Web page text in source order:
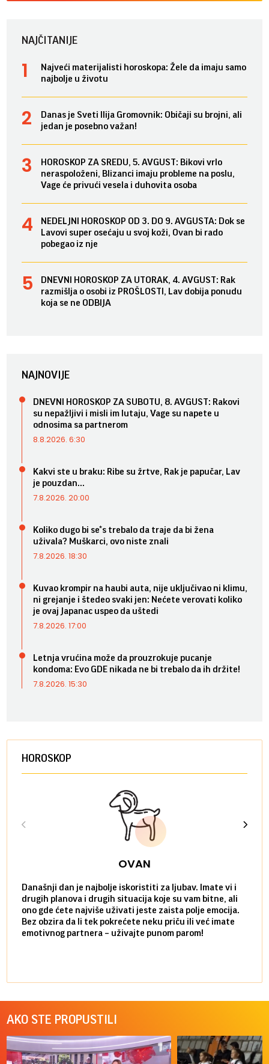
NAJČITANIJE
Najveći materijalisti horoskopa: Žele da imaju samo
najbolje u životu
Danas je Sveti Ilija Gromovnik: Običaji su brojni, ali
jedan je posebno važan!
HOROSKOP ZA SREDU, 5. AVGUST: Bikovi vrlo
neraspoloženi, Blizanci imaju probleme na poslu,
Vage će privući vesela i duhovita osoba
NEDELJNI HOROSKOP OD 3. DO 9. AVGUSTA: Dok se
Lavovi super osećaju u svoj koži, Ovan bi rado
pobegao iz nje
DNEVNI HOROSKOP ZA UTORAK, 4. AVGUST: Rak
razmišlja o osobi iz PROŠLOSTI, Lav dobija ponudu
koja se ne ODBIJA
NAJNOVIJE
DNEVNI HOROSKOP ZA SUBOTU, 8. AVGUST: Rakovi
su nepažljivi i misli im lutaju, Vage su napete u
odnosima sa partnerom
8.8.2026. 6:30
Kakvi ste u braku: Ribe su žrtve, Rak je papučar, Lav
je pouzdan...
7.8.2026. 20:00
Koliko dugo bi se*s trebalo da traje da bi žena
uživala? Muškarci, ovo niste znali
7.8.2026. 18:30
Kuvao krompir na haubi auta, nije uključivao ni klimu,
ni grejanje i štedeo svaki jen: Nećete verovati koliko
je ovaj Japanac uspeo da uštedi
7.8.2026. 17:00
Letnja vrućina može da prouzrokuje pucanje
kondoma: Evo GDE nikada ne bi trebalo da ih držite!
7.8.2026. 15:30
HOROSKOP
OVAN
Današnji dan je najbolje iskoristiti za ljubav. Imate vi i
drugih planova i drugih situacija koje su vam bitne, ali
ono gde ćete najviše uživati jeste zaista polje emocija.
Bez obzira da li tek pokrećete neku priču ili već imate
emotivnog partnera – uživajte punom parom!
AKO STE PROPUSTILI